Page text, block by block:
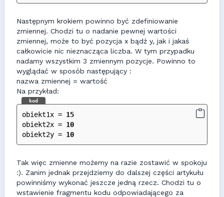
Następnym krokiem powinno być zdefiniowanie
zmiennej. Chodzi tu o nadanie pewnej wartości
zmiennej, może to być pozycja x bądź y, jak i jakaś
całkowicie nic nieznacząca liczba. W tym przypadku
nadamy wszystkim 3 zmiennym pozycje. Powinno to
wyglądać w sposób następujący :
nazwa zmiennej = wartość
Na przykład:
kod
obiekt1x = 15
obiekt2x = 10
obiekt2y = 10
Tak więc zmienne możemy na razie zostawić w spokoju
:). Zanim jednak przejdziemy do dalszej części artykułu
powinniśmy wykonać jeszcze jedną rzecz. Chodzi tu o
wstawienie fragmentu kodu odpowiadającego za